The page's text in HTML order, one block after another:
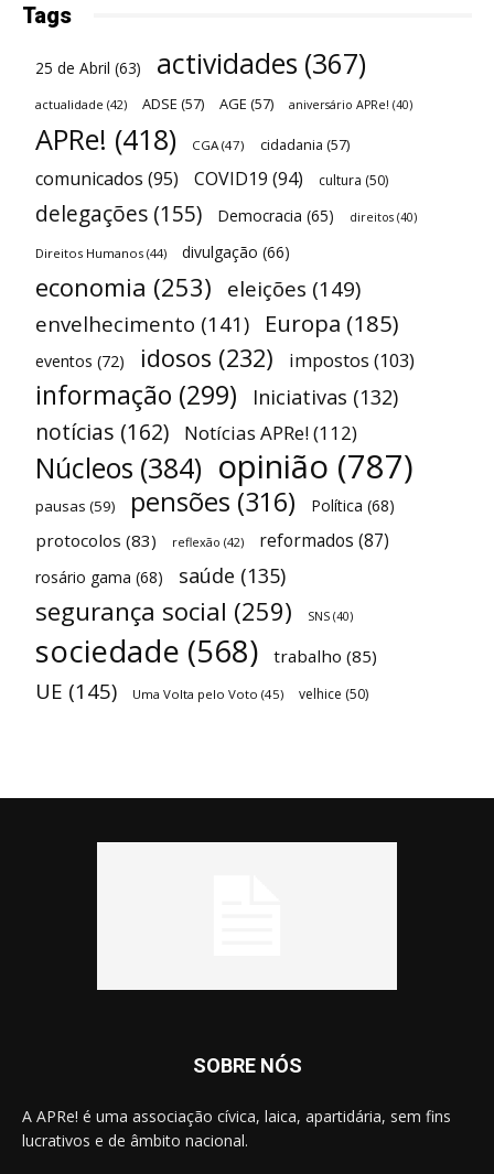
Tags
25 de Abril (63) actividades (367)
actualidade (42) ADSE (57) AGE (57) aniversário APRe! (40)
APRe! (418) CGA (47) cidadania (57)
comunicados (95) COVID19 (94) cultura (50)
delegações (155) Democracia (65) direitos (40)
Direitos Humanos (44) divulgação (66)
economia (253) eleições (149)
envelhecimento (141) Europa (185)
eventos (72) idosos (232) impostos (103)
informação (299) Iniciativas (132)
notícias (162) Notícias APRe!(112)
Núcleos (384) opinião (787)
pausas (59) pensões (316) Política (68)
protocolos (83) reflexão (42) reformados (87)
rosário gama (68) saúde (135)
segurança social (259) SNS (40)
sociedade (568) trabalho (85)
UE (145) Uma Volta pelo Voto (45) velhice (50)
SOBRE NÓS
A APRe! é uma associação cívica, laica, apartidária, sem fins
lucrativos e de âmbito nacional.